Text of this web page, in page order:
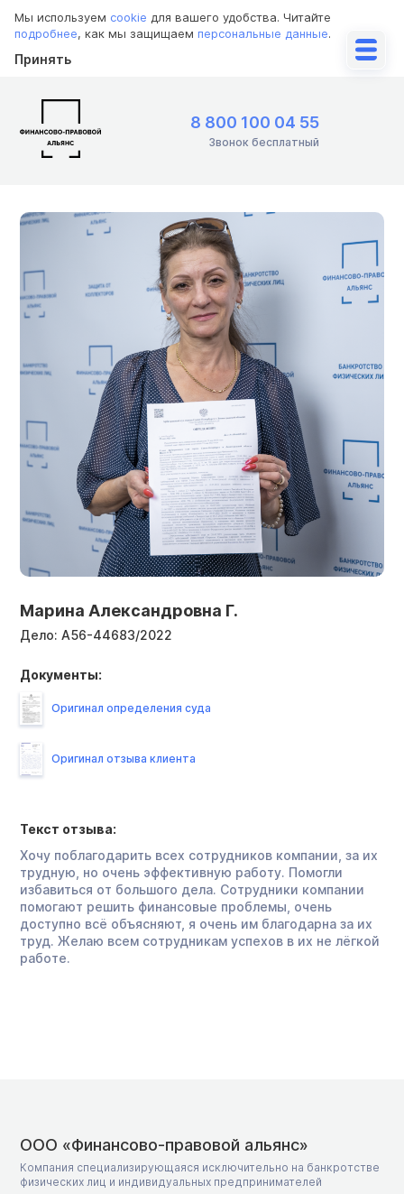
Мы используем cookie для вашего удобства. Читайте
подробнее, как мы защищаем персональные данные.
Принять
8 800 100 04 55
Звонок бесплатный
Марина Александровна Г.
Дело: А56-44683/2022
Текст отзыва:
Хочу поблагодарить всех сотрудников компании, за их
трудную, но очень эффективную работу. Помогли
избавиться от большого дела. Сотрудники компании
помогают решить финансовые проблемы, очень
доступно всё объясняют, я очень им благодарна за их
труд. Желаю всем сотрудникам успехов в их не лёгкой
работе.
Документы:
Оригинал определения суда
Оригинал отзыва клиента
ООО «Финансово-правовой альянс»
Компания специализирующаяся исключительно на банкротстве
физических лиц и индивидуальных предпринимателей